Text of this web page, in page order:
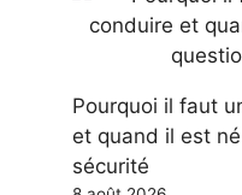
Pourquoi il faut
et quand il est
sécurité